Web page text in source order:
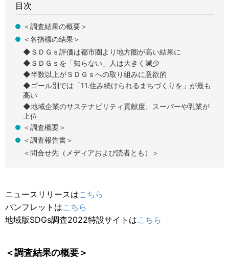
目次
＜調査結果の概要＞
＜各指標の結果＞
◆ＳＤＧｓ評価は都市圏より地方圏が高い結果に
◆ＳＤＧｓを「知らない」人は大きく減少
◆半数以上がＳＤＧｓへの取り組みに意欲的
◆ゴール別では「11.住み続けられるまちづくりを」が最も
高い
◆地域企業のサステナビリティ貢献度、スーパーや乳業が
上位
＜調査概要＞
＜調査報告書＞
＜問合せ先（メディアおよび読者とも）＞
ニュースリリースはこちら
パンフレットはこちら
地域版SDGs調査2022特設サイトはこちら
＜調査結果の概要＞